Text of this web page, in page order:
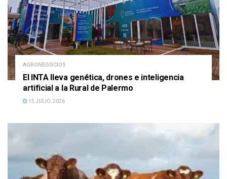
AGRONEGOCIOS
El INTA lleva genética, drones e inteligencia
artificial a la Rural de Palermo
15 JULIO, 2026